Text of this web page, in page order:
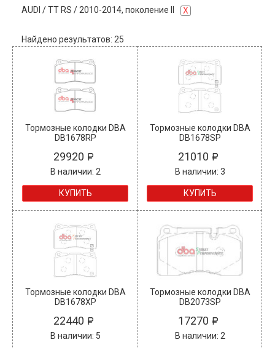
AUDI /TT RS / 2010-2014, поколение II X
Найдено результатов: 25
Тормозные колодки DBA
DB1678RP
29920
В наличии: 2
КУПИТЬ
Тормозные колодки DBA
DB1678SP
21010
В наличии: 3
КУПИТЬ
Тормозные колодки DBA
DB1678XP
22440
В наличии: 5
Тормозные колодки DBA
DB2073SP
17270
В наличии: 2